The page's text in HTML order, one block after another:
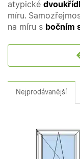
atypické
míru.
na míru s bočním
Nejprodávanější